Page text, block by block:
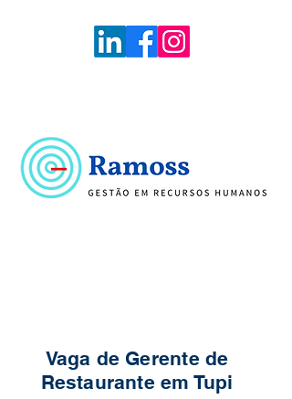
Vaga de Gerente de
Restaurante em Tupi